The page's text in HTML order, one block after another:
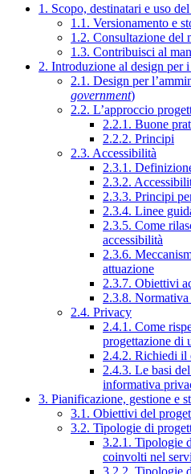
1. Scopo, destinatari e uso
1.1. Versionamento e
1.2. Consultazione del
1.3. Contribuisci al
2. Introduzione al design per
2.1. Design per
government)
2.2. L’approccio
2.2.1. Buone
2.2.2. Principi
2.3. Accessibilità
2.3.1.
2.3.2.
2.3.3. Principi
2.3.4. Linee
2.3.5. Come
accessibilità
2.3.6.
attuazione
2.3.7. Obiettivi
2.3.8.
2.4. Privacy
2.4.1. Come
progettazione di
2.4.2. Richiedi il
2.4.3. Le basi
informativa
3. Pianificazione, gestione e
3.1. Obiettivi del
3.2. Tipologie di
3.2.1. Tipologie
coinvolti nel
3.2.2. Tipologie